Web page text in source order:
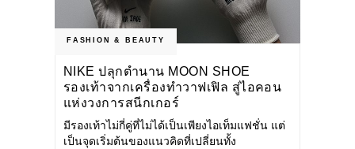
FASHION & BEAUTY
NIKE ปลุกตำนาน MOON SHOE
รองเท้าจากเครื่องทำวาฟเฟิล สู่ไอคอน
แห่งวงการสนีกเกอร์
มีรองเท้าไม่กี่คู่ที่ไม่ได้เป็นเพียงไอเท็มแฟชั่น แต่
เป็นจุดเริ่มต้นของแนวคิดที่เปลี่ยนทั้ง